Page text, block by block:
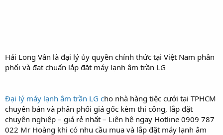
Hải Long Vân là đại lý ủy quyền chính thức tại Việt Nam phân
phối và đạt chuẩn lắp đặt máy lạnh âm trần LG
Đại lý máy lạnh âm trần LG cho nhà hàng tiệc cưới tại TPHCM
chuyên bán và phân phối giá gốc kèm thi công, lắp đặt
chuyên nghiệp – giá rẻ nhất – Liên hệ ngay Hotline 0909 787
022 Mr Hoàng khi có nhu cầu mua và lắp đặt máy lạnh âm